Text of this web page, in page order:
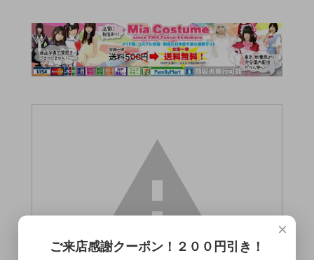
×
ご来店感謝クーポン！２００円引き！